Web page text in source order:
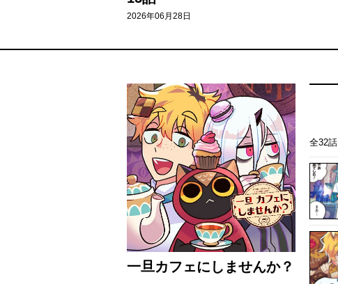
2026年06月28日
一旦カフェにしませんか？
全32話